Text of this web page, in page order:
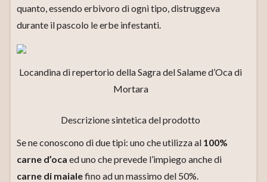
quanto, essendo erbivoro di ogni tipo, distruggeva
durante il pascolo le erbe infestanti.
Locandina di repertorio della Sagra del Salame d’Oca di
Mortara
Descrizione sintetica del prodotto
Se ne conoscono di due tipi: uno che utilizza al 100%
carne d’oca ed uno che prevede l’impiego anche di
carne di maialefino ad un massimo del 50%.